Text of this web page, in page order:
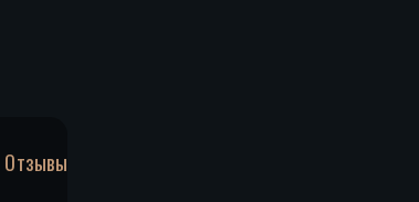
Отзывы